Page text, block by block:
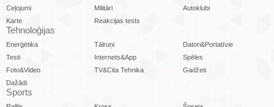
Ceļojumi
Militāri
Autoklubi
Karte
Reakcijas tests
Tehnoloģijas
Enerģētika Tālruņi
Datori&Portatīvie
Testi
Internets&App
Spēles
Foto&Video
TV&Cita Tehnika
Gadžeti
Dažādi
Sports